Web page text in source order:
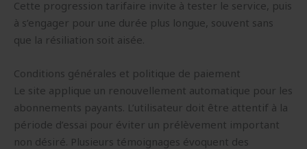
Cette progression tarifaire invite à tester le service, puis
à s’engager pour une durée plus longue, souvent sans
que la résiliation soit aisée.
Conditions générales et politique de paiement
Le site applique un renouvellement automatique pour les
abonnements payants. L’utilisateur doit être attentif à la
période d’essai pour éviter un prélèvement important
non désiré. Plusieurs témoignages évoquent des